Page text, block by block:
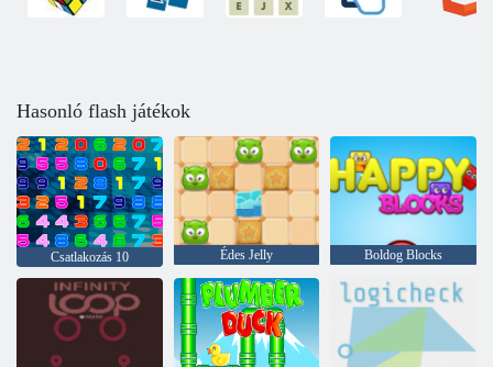
Hasonló flash játékok
Csatlakozás 10 Édes Jelly Boldog Blocks